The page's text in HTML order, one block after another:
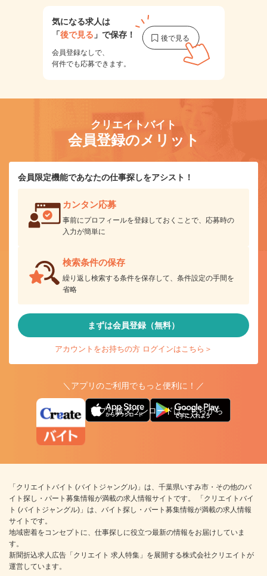
気になる求人は
「後で見る 」で保存！
会員登録なしで、
何件でも応募できます。
クリエイトバイト
会員登録のメリット
会員限定機能であなたの仕事探しをアシスト！
カンタン応募
事前にプロフィールを登録しておくことで、応募時の
入力が簡単に
検索条件の保存
繰り返し検索する条件を保存して、条件設定の手間を
省略
まずは会員登録（無料）
アカウントをお持ちの方 ログインはこちら＞
＼アプリのご利用でもっと便利に！／
アプリ版ダウンロードはこちらから
「クリエイトバイト (バイトジャングル)」は、千葉県いすみ市・その他のバ
イト探し・パート募集情報が満載の求人情報サイトです。 「クリエイトバイ
ト (バイトジャングル)」は、バイト探し・パート募集情報が満載の求人情報
サイトです。
地域密着をコンセプトに、仕事探しに役立つ最新の情報をお届けしていま
す。
新聞折込求人広告「クリエイト 求人特集」を展開する株式会社クリエイトが
運営しています。